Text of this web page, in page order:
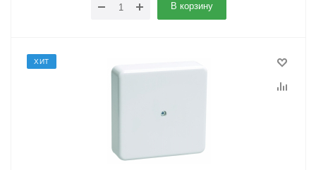
В корзину
ХИТ